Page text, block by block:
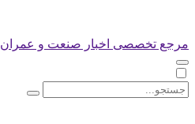
مرجع تخصصی اخبار صنعت و عمران